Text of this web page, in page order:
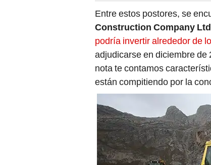
Entre estos postores, se
Construction Company
podría invertir alrededor de
adjudicarse en diciembre de
nota te contamos
están compitiendo por la